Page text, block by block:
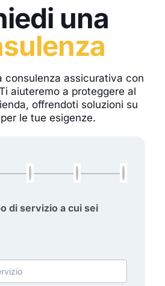
una
consulenza assicurativa con
aiuteremo a proteggere al
offrendoti soluzioni su
le tue esigenze.
di servizio a cui sei